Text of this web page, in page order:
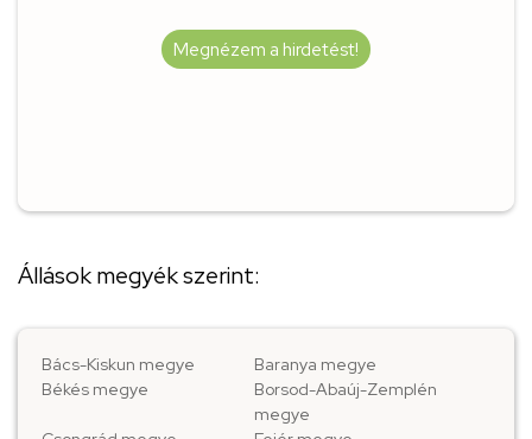
Megnézem a hirdetést!
Állások megyék szerint:
Bács-Kiskun megye
Baranya megye
Békés megye
Borsod-Abaúj-Zemplén
megye